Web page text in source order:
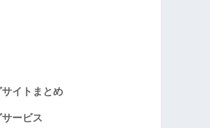
イトまとめ
ービス